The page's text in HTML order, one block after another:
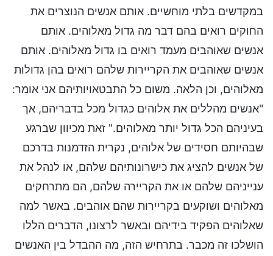
במקדשים בלתי מוחשיים. אותם אנשים הנוצרים את
החוקים רואים בהם דבר מה גדול מאלוהים. אותם
אנשים שאוהבים מעמד רואים בו גדול מאלוהים. אותם
אנשים שאוהבים את הקריירות שלהם רואים בהן גדולות
מאלוהים, וכן הלאה. משום כל התבטאויותיהם אני אומר:
"אנשים מהללים את אלוהים כגדול מכל בדבריהם, אך
בעיניהם הכל גדול יותר מאלוהים." זאת מכיוון שברגע
שבהיותם חסידים של אלוהים, נקרית הזדמנות בדרכם
של אנשים להציג את כישרונותיהם שלהם, או לנהל את
ענייניהם שלהם או את הקריירה שלהם, הם מתרחקים
מאלוהים ושוקעים בקריירות שהם אוהבים. באשר למה
שאלוהים הפקיד בידיהם ובאשר לרצונו, הדברים הללו
הושלכו זה מכבר. בתרחיש הזה, מה ההבדל בין האנשים